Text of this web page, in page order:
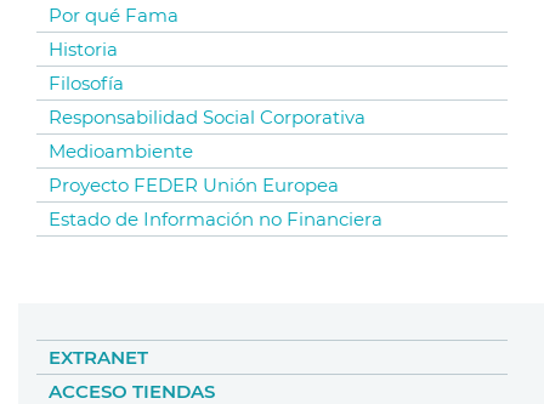
Por qué Fama
Historia
Filosofía
Responsabilidad Social Corporativa
Medioambiente
Proyecto FEDER Unión Europea
Estado de Información no Financiera
EXTRANET
ACCESO TIENDAS